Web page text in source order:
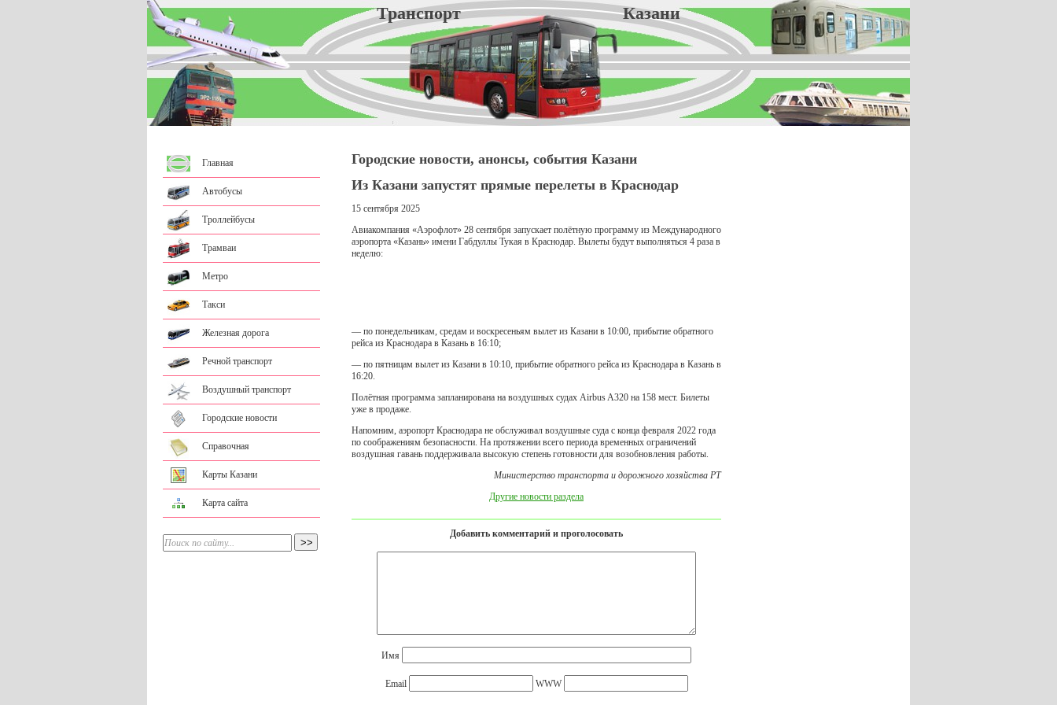
Транспорт Казани
Главная
Автобусы
Троллейбусы
Трамваи
Метро
Такси
Железная дорога
Речной транспорт
Воздушный транспорт
Городские новости
Справочная
Карты Казани
Карта сайта
Городские новости, анонсы, события Казани
Из Казани запустят прямые перелеты в Краснодар
15 сентября 2025
Авиакомпания «Аэрофлот» 28 сентября запускает полётную программу из Международного
аэропорта «Казань» имени Габдуллы Тукая в Краснодар. Вылеты будут выполняться 4 раза в
неделю:
— по понедельникам, средам и воскресеньям вылет из Казани в 10:00, прибытие обратного
рейса из Краснодара в Казань в 16:10;
— по пятницам вылет из Казани в 10:10, прибытие обратного рейса из Краснодара в Казань в
16:20.
Полётная программа запланирована на воздушных судах Airbus A320 на 158 мест. Билеты
уже в продаже.
Напомним, аэропорт Краснодара не обслуживал воздушные суда с конца февраля 2022 года
по соображениям безопасности. На протяжении всего периода временных ограничений
воздушная гавань поддерживала высокую степень готовности для возобновления работы.
Министерство транспорта и дорожного хозяйства РТ
Другие новости раздела
Добавить комментарий и проголосовать
Имя
Email WWW